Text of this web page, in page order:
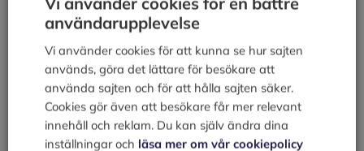
Lämna en kommentar
Kommentar
användarupplevelse
Vi använder cookies för att kunna se hur sajten
används, göra det lättare för besökare att
använda sajten och för att hålla sajten säker.
Cookies gör även att besökare får mer relevant
innehåll och reklam. Du kan själv ändra dina
inställningar och läsa mer om vår cookiepolicy